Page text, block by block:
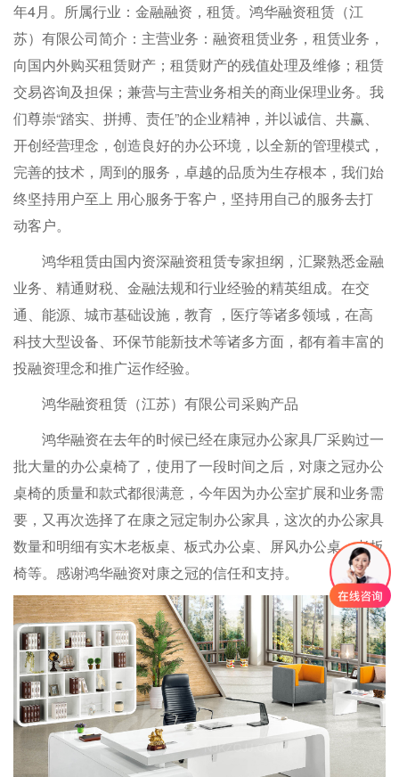
年4月。所属行业：金融融资，租赁。鸿华融资租赁（江
苏）有限公司简介：主营业务：融资租赁业务，租赁业务，
向国内外购买租赁财产；租赁财产的残值处理及维修；租赁
交易咨询及担保；兼营与主营业务相关的商业保理业务。我
们尊崇“踏实、拼搏、责任”的企业精神，并以诚信、共赢、
开创经营理念，创造良好的办公环境，以全新的管理模式，
完善的技术，周到的服务，卓越的品质为生存根本，我们始
终坚持用户至上 用心服务于客户，坚持用自己的服务去打
动客户。
鸿华租赁由国内资深融资租赁专家担纲，汇聚熟悉金融
业务、精通财税、金融法规和行业经验的精英组成。在交
通、能源、城市基础设施，教育 ，医疗等诸多领域，在高
科技大型设备、环保节能新技术等诸多方面，都有着丰富的
投融资理念和推广运作经验。
鸿华融资租赁（江苏）有限公司采购产品
鸿华融资在去年的时候已经在康冠办公家具厂采购过一
批大量的办公桌椅了，使用了一段时间之后，对康之冠办公
桌椅的质量和款式都很满意，今年因为办公室扩展和业务需
要，又再次选择了在康之冠定制办公家具，这次的办公家具
数量和明细有实木老板桌、板式办公桌、屏风办公桌、老板
椅等。感谢鸿华融资对康之冠的信任和支持。